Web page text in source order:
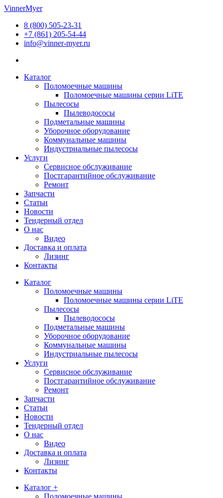
Перейти
содержимому
VinnerMyer
8 (800) 505-23-31
+7 (861) 205-54-44
info@vinner-myer.ru
Каталог
Поломоечные машины
Поломоечные машины серии LiTE
Пылесосы
Пылеводососы
Подметальные машины
Уборочное оборудование
Коммунальные машины
Индустриальные пылесосы
Услуги
Сервисное обслуживание
Постгарантийное обслуживание
Ремонт
Запчасти
Статьи
Новости
Тендерный отдел
О нас
Видео
Доставка и оплата
Лизинг
Контакты
Каталог
Поломоечные машины
Поломоечные машины серии LiTE
Пылесосы
Пылеводососы
Подметальные машины
Уборочное оборудование
Коммунальные машины
Индустриальные пылесосы
Услуги
Сервисное обслуживание
Постгарантийное обслуживание
Ремонт
Запчасти
Статьи
Новости
Тендерный отдел
О нас
Видео
Доставка и оплата
Лизинг
Контакты
Каталог +
Поломоечные машины